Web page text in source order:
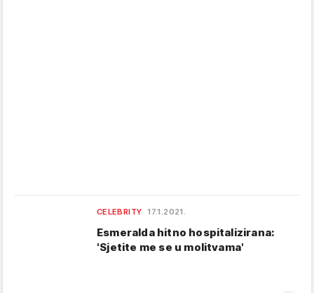
CELEBRITY 17.1.2021.
Esmeralda hitno hospitalizirana:
'Sjetite me se u molitvama'